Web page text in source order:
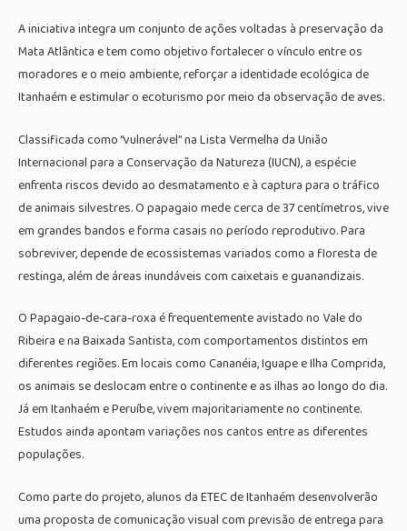
A iniciativa integra um conjunto de ações voltadas à preservação da
Mata Atlântica e tem como objetivo fortalecer o vínculo entre os
moradores e o meio ambiente, reforçar a identidade ecológica de
Itanhaém e estimular o ecoturismo por meio da observação de aves.
Classificada como “vulnerável” na Lista Vermelha da União
Internacional para a Conservação da Natureza (IUCN), a espécie
enfrenta riscos devido ao desmatamento e à captura para o tráfico
de animais silvestres. O papagaio mede cerca de 37 centímetros, vive
em grandes bandos e forma casais no período reprodutivo. Para
sobreviver, depende de ecossistemas variados como a floresta de
restinga, além de áreas inundáveis com caixetais e guanandizais.
O Papagaio-de-cara-roxa é frequentemente avistado no Vale do
Ribeira e na Baixada Santista, com comportamentos distintos em
diferentes regiões. Em locais como Cananéia, Iguape e Ilha Comprida,
os animais se deslocam entre o continente e as ilhas ao longo do dia.
Já em Itanhaém e Peruíbe, vivem majoritariamente no continente.
Estudos ainda apontam variações nos cantos entre as diferentes
populações.
Como parte do projeto, alunos da ETEC de Itanhaém desenvolverão
uma proposta de comunicação visual com previsão de entrega para